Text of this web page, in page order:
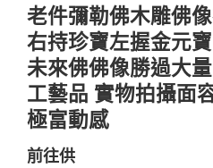
老件彌勒佛木雕佛
右持珍寶左握金元
未來佛佛像勝過大
工藝品 實物拍攝面
極富動感
前往供